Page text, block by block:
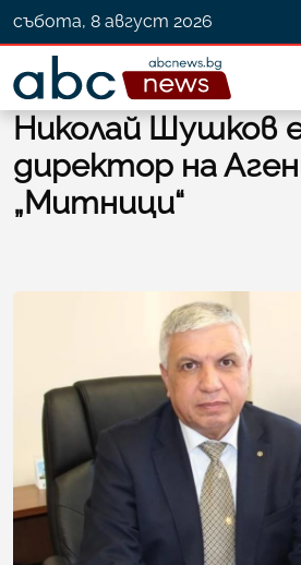
събота, 8 август 2026
Николай Шушков
директор на
„Митници“